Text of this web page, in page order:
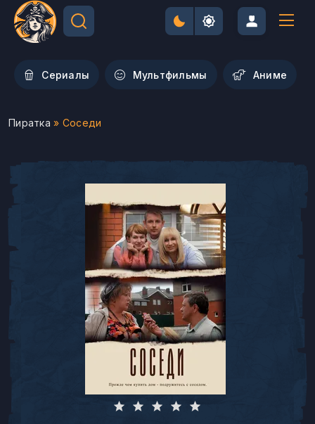
Сериалы Мультфильмы Aниме
Пиратка » Соседи